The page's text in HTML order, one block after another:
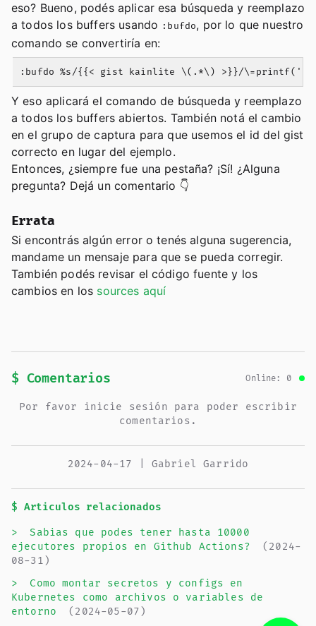
eso? Bueno, podés aplicar esa búsqueda y reemplazo
a todos los buffers usando :bufdo, por lo que nuestro
comando se convertiría en:
Y eso aplicará el comando de búsqueda y reemplazo
a todos los buffers abiertos. También notá el cambio
en el grupo de captura para que usemos el id del gist
correcto en lugar del ejemplo.
Entonces, ¿siempre fue una pestaña? ¡Sí! ¿Alguna
pregunta? Dejá un comentario 👇
Errata
Si encontrás algún error o tenés alguna sugerencia,
mandame un mensaje para que se pueda corregir.
También podés revisar el código fuente y los
cambios en los sources aquí
$ Comentarios Online: 0
Por favor inicie sesión para poder escribir
comentarios.
2024-04-17 | Gabriel Garrido
$ Articulos relacionados
>
Sabias que podes tener hasta 10000
ejecutores propios en Github Actions?
(2024-
08-31)
>
Como montar secretos y configs en
Kubernetes como archivos o variables de
entorno
(2024-05-07)